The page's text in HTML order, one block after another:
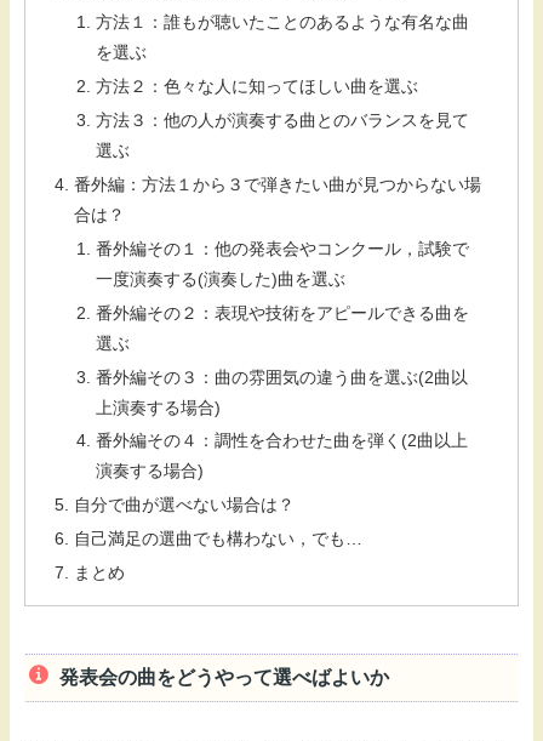
方法１：誰もが聴いたことのあるような有名な曲
を選ぶ
方法２：色々な人に知ってほしい曲を選ぶ
方法３：他の人が演奏する曲とのバランスを見て
選ぶ
番外編：方法１から３で弾きたい曲が見つからない場
合は？
番外編その１：他の発表会やコンクール，試験で
一度演奏する(演奏した)曲を選ぶ
番外編その２：表現や技術をアピールできる曲を
選ぶ
番外編その３：曲の雰囲気の違う曲を選ぶ(2曲以
上演奏する場合)
番外編その４：調性を合わせた曲を弾く(2曲以上
演奏する場合)
自分で曲が選べない場合は？
自己満足の選曲でも構わない，でも…
まとめ
発表会の曲をどうやって選べばよいか